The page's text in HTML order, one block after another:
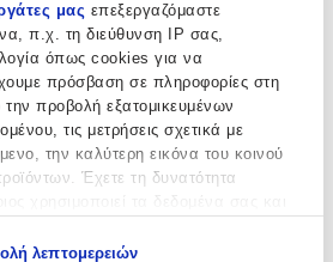
μας επεξεργαζόμαστε
π.χ. τη διεύθυνση IP σας,
όπως cookies για να
πρόσβαση σε πληροφορίες στη
προβολή εξατομικευμένων
τις μετρήσεις σχετικά με
την καλύτερη εικόνα του κοινού
Έχετε τη δυνατότητα
λεπτομερειών